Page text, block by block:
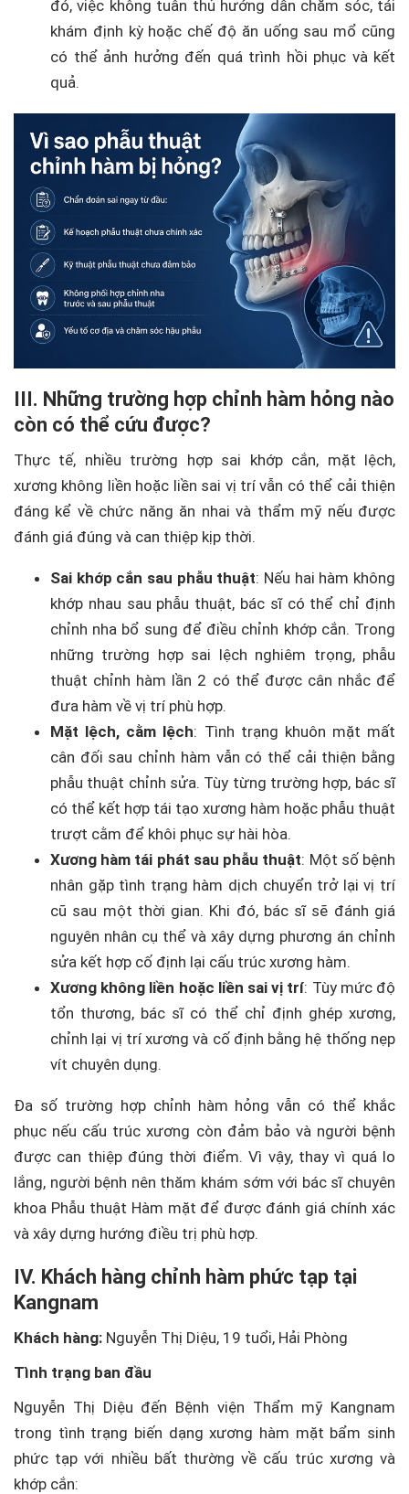
đó, việc không tuân thủ hướng dẫn chăm sóc, tái
khám định kỳ hoặc chế độ ăn uống sau mổ cũng
có thể ảnh hưởng đến quá trình hồi phục và kết
quả.
III. Những trường hợp chỉnh hàm hỏng nào
còn có thể cứu được?
Thực tế, nhiều trường hợp sai khớp cắn, mặt lệch,
xương không liền hoặc liền sai vị trí vẫn có thể cải thiện
đáng kể về chức năng ăn nhai và thẩm mỹ nếu được
đánh giá đúng và can thiệp kịp thời.
Sai khớp cắn sau phẫu thuật: Nếu hai hàm không
khớp nhau sau phẫu thuật, bác sĩ có thể chỉ định
chỉnh nha bổ sung để điều chỉnh khớp cắn. Trong
những trường hợp sai lệch nghiêm trọng, phẫu
thuật chỉnh hàm lần 2 có thể được cân nhắc để
đưa hàm về vị trí phù hợp.
Mặt lệch, cằm lệch: Tình trạng khuôn mặt mất
cân đối sau chỉnh hàm vẫn có thể cải thiện bằng
phẫu thuật chỉnh sửa. Tùy từng trường hợp, bác sĩ
có thể kết hợp tái tạo xương hàm hoặc phẫu thuật
trượt cằm để khôi phục sự hài hòa.
Xương hàm tái phát sau phẫu thuật: Một số bệnh
nhân gặp tình trạng hàm dịch chuyển trở lại vị trí
cũ sau một thời gian. Khi đó, bác sĩ sẽ đánh giá
nguyên nhân cụ thể và xây dựng phương án chỉnh
sửa kết hợp cố định lại cấu trúc xương hàm.
Xương không liền hoặc liền sai vị trí: Tùy mức độ
tổn thương, bác sĩ có thể chỉ định ghép xương,
chỉnh lại vị trí xương và cố định bằng hệ thống nẹp
vít chuyên dụng.
Đa số trường hợp chỉnh hàm hỏng vẫn có thể khắc
phục nếu cấu trúc xương còn đảm bảo và người bệnh
được can thiệp đúng thời điểm. Vì vậy, thay vì quá lo
lắng, người bệnh nên thăm khám sớm với bác sĩ chuyên
khoa Phẫu thuật Hàm mặt để được đánh giá chính xác
và xây dựng hướng điều trị phù hợp.
IV. Khách hàng chỉnh hàm phức tạp tại
Kangnam
Khách hàng: Nguyễn Thị Diệu, 19 tuổi, Hải Phòng
Tình trạng ban đầu
Nguyễn Thị Diệu đến Bệnh viện Thẩm mỹ Kangnam
trong tình trạng biến dạng xương hàm mặt bẩm sinh
phức tạp với nhiều bất thường về cấu trúc xương và
khớp cắn: